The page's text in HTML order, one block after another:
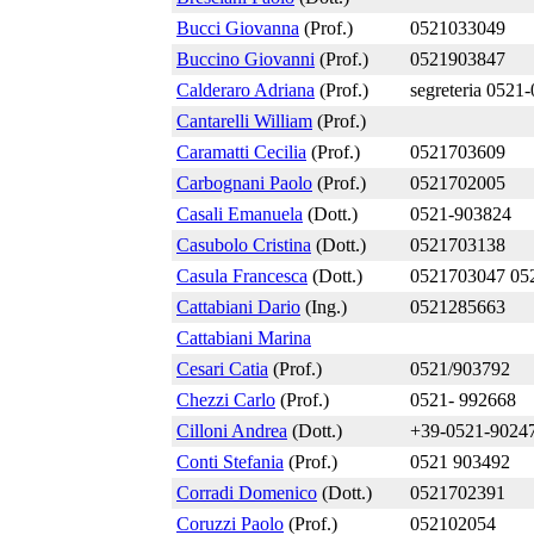
Bucci Giovanna (Prof.)
0521033049
Buccino Giovanni (Prof.)
0521903847
Calderaro Adriana (Prof.)
segreteria
Cantarelli William (Prof.)
Caramatti Cecilia (Prof.)
0521703609
Carbognani Paolo (Prof.)
0521702005
Casali Emanuela (Dott.)
0521-903824
Casubolo Cristina (Dott.)
0521703138
Casula Francesca (Dott.)
0521703047
Cattabiani Dario (Ing.)
0521285663
Cattabiani Marina
Cesari Catia (Prof.)
0521/903792
Chezzi Carlo (Prof.)
0521- 992668
Cilloni Andrea (Dott.)
+39-0521-
Conti Stefania (Prof.)
0521 903492
Corradi Domenico (Dott.)
0521702391
Coruzzi Paolo (Prof.)
052102054